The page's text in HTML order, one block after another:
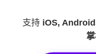
支持 iOS,